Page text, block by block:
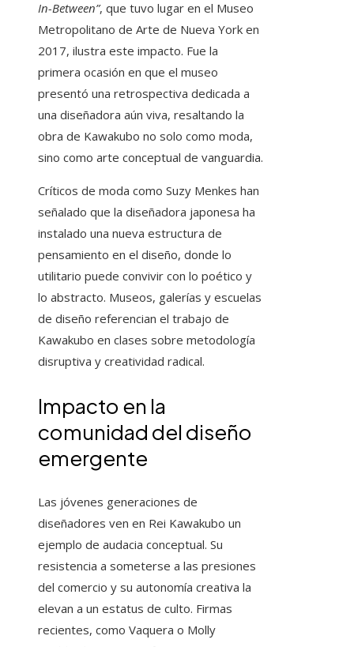
In-Between”, que tuvo lugar en el Museo
Metropolitano de Arte de Nueva York en
2017, ilustra este impacto. Fue la
primera ocasión en que el museo
presentó una retrospectiva dedicada a
una diseñadora aún viva, resaltando la
obra de Kawakubo no solo como moda,
sino como arte conceptual de vanguardia.
Críticos de moda como Suzy Menkes han
señalado que la diseñadora japonesa ha
instalado una nueva estructura de
pensamiento en el diseño, donde lo
utilitario puede convivir con lo poético y
lo abstracto. Museos, galerías y escuelas
de diseño referencian el trabajo de
Kawakubo en clases sobre metodología
disruptiva y creatividad radical.
Impacto en la
comunidad del diseño
emergente
Las jóvenes generaciones de
diseñadores ven en Rei Kawakubo un
ejemplo de audacia conceptual. Su
resistencia a someterse a las presiones
del comercio y su autonomía creativa la
elevan a un estatus de culto. Firmas
recientes, como Vaquera o Molly